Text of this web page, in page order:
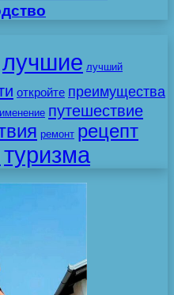
лучшие лучший
откройте преимущества
путешествие
ремонт рецепт
туризма